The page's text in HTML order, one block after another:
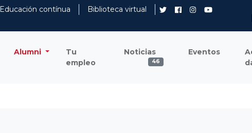
Educación contínua
Biblioteca virtual
Alumni
Tu
empleo
Noticias
46
Eventos